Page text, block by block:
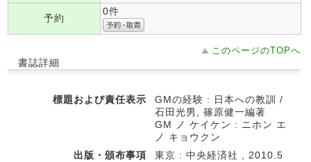
予約
0件
このページのTOPへ
書誌詳細
標題および責任表示
GMの経験 : 日本への教訓 /
石田光男, 篠原健一編著
GM ノ ケイケン : ニホン エ
ノ キョウクン
出版・頒布事項
東京 : 中央経済社 , 2010.5